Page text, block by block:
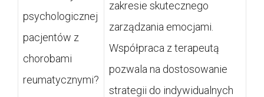
psychologicznej
pacjentów z
chorobami
reumatycznymi?
zakresie skutecznego
zarządzania emocjami.
Współpraca z terapeutą
pozwala na dostosowanie
strategii do indywidualnych